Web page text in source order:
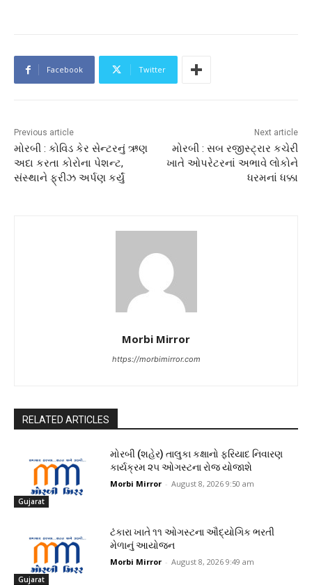
Facebook Twitter
Previous article
મોરબી : કોવિડ કેર સેન્ટરનું ઋણ
અદા કરતા કોરોના પેશન્ટ,
સંસ્થાને ફ્રીઝ અર્પણ કર્યું
Next article
મોરબી : સબ રજીસ્ટ્રાર કચેરી
ખાતે ઓપરેટરનાં અભાવે લોકોને
ધરમનાં ધક્કા
Morbi Mirror
https://morbimirror.com
RELATED ARTICLES
Gujarat
મોરબી (શહેર) તાલુકા કક્ષાનો ફરિયાદ નિવારણ
કાર્યક્રમ ૨૫ ઓગસ્ટના રોજ યોજાશે
Morbi Mirror - August 8, 2026 9:50 am
Gujarat
ટંકારા ખાતે ૧૧ ઓગસ્ટના ઔદ્યોગિક ભરતી
મેળાનું આયોજન
Morbi Mirror - August 8, 2026 9:49 am